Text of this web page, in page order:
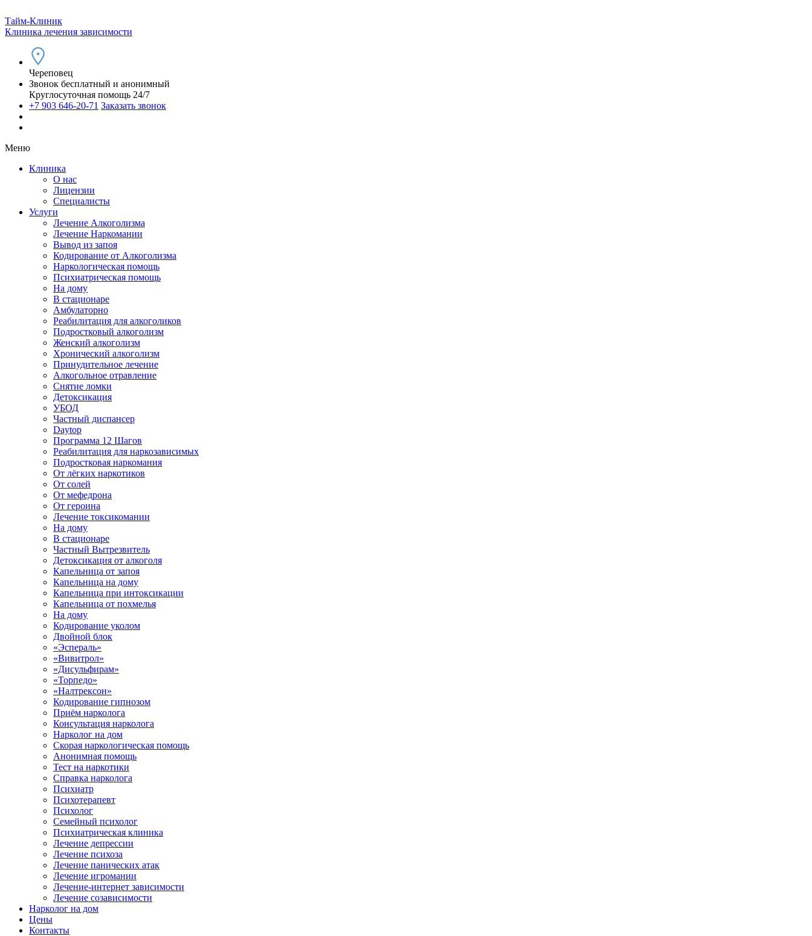
Тайм-Клиник
Клиника лечения зависимости
Череповец
Звонок бесплатный и анонимный
Круглосуточная помощь 24/7
+7 903 646-20-71 Заказать звонок
Меню
Клиника
О нас
Лицензии
Специалисты
Услуги
Лечение Алкоголизма
Лечение Наркомании
Вывод из запоя
Кодирование от Алкоголизма
Наркологическая помощь
Психиатрическая помощь
На дому
В стационаре
Амбулаторно
Реабилитация для алкоголиков
Подростковый алкоголизм
Женский алкоголизм
Хронический алкоголизм
Принудительное лечение
Алкогольное отравление
Снятие ломки
Детоксикация
УБОД
Частный диспансер
Daytop
Программа 12 Шагов
Реабилитация для наркозависимых
Подростковая наркомания
От лёгких наркотиков
От солей
От мефедрона
От героина
Лечение токсикомании
На дому
В стационаре
Частный Вытрезвитель
Детоксикация от алкоголя
Капельница от запоя
Капельница на дому
Капельница при интоксикации
Капельница от похмелья
На дому
Кодирование уколом
Двойной блок
«Эспераль»
«Вивитрол»
«Дисульфирам»
«Торпедо»
«Налтрексон»
Кодирование гипнозом
Приём нарколога
Консультация нарколога
Нарколог на дом
Скорая наркологическая помощь
Анонимная помощь
Тест на наркотики
Справка нарколога
Психиатр
Психотерапевт
Психолог
Семейный психолог
Психиатрическая клиника
Лечение депрессии
Лечение психоза
Лечение панических атак
Лечение игромании
Лечение-интернет зависимости
Лечение созависимости
Нарколог на дом
Цены
Контакты